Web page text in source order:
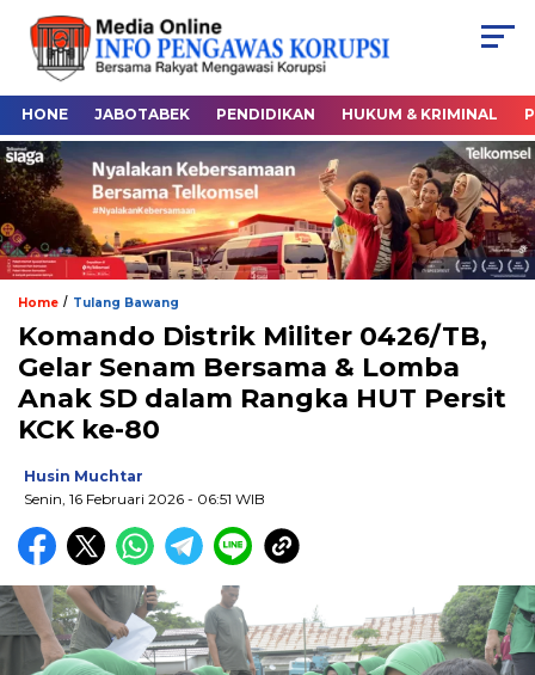
HONE JABOTABEK PENDIDIKAN HUKUM & KRIMINAL
Home / Tulang Bawang
Komando Distrik Militer 0426/TB,
Gelar Senam Bersama & Lomba
Anak SD dalam Rangka HUT Persit
KCK ke-80
Husin Muchtar
Senin, 16 Februari 2026 - 06:51 WIB